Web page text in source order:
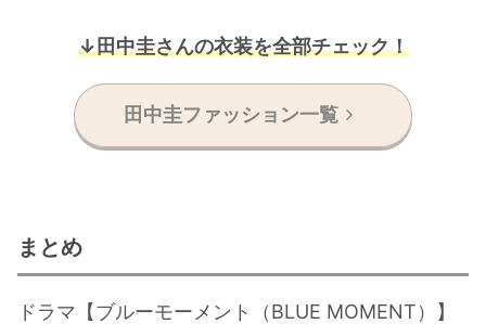
↓田中圭さんの衣装を全部チェック！
田中圭ファッション一覧
まとめ
ドラマ【ブルーモーメント（BLUE MOMENT）】